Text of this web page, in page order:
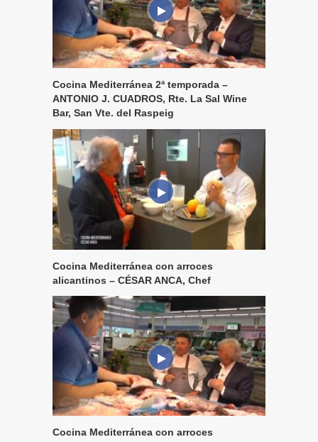
Cocina Mediterránea 2ª temporada –
ANTONIO J. CUADROS, Rte. La Sal Wine
Bar, San Vte. del Raspeig
Cocina Mediterránea con arroces
alicantinos – CÉSAR ANCA, Chef
Cocina Mediterránea con arroces